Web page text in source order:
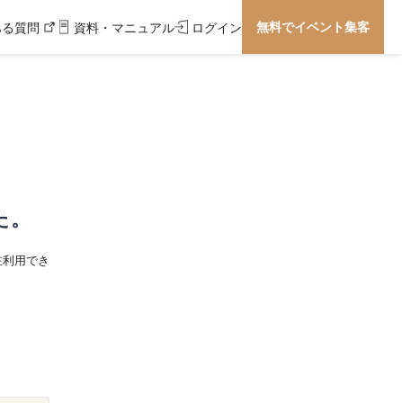
質問 資料・マニュアル ログイン 無料でイベント集客
用でき